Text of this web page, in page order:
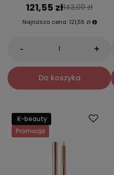
121,55 zł143,00 zł
Najniższa cena: 121,55 zł
- +
Do koszyka
K-beauty
Promocja